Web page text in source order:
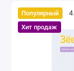
Популярный
Хит продаж